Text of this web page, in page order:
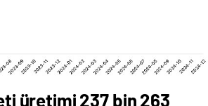
üretimi 237 bin 263